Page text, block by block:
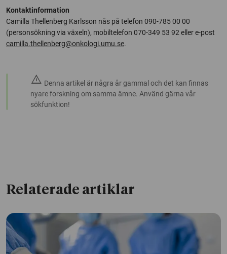
Kontaktinformation
Camilla Thellenberg Karlsson nås på telefon 090-785 00 00
(personsökning via växeln), mobiltelefon 070-349 53 92 eller e-post
camilla.thellenberg@onkologi.umu.se.
warning Denna artikel är några år gammal och det kan finnas
nyare forskning om samma ämne. Använd gärna vår
sökfunktion!
Relaterade artiklar